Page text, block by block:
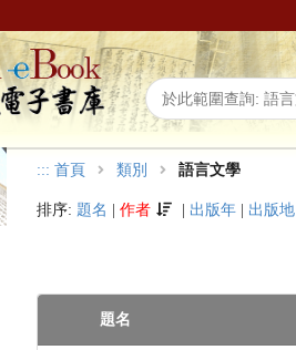
::: 首頁 類別 語言文學
排序: 題名 |作者 出版年 出版地
題名